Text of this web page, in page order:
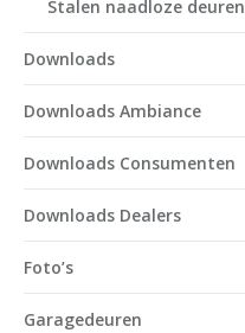
Stalen naadloze deuren
Downloads
Downloads Ambiance
Downloads Consumenten
Downloads Dealers
Foto’s
Garagedeuren